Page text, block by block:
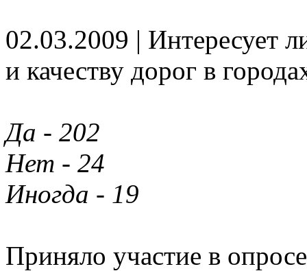
02.03.2009 | Интересует
и качеству дорог в
Да - 202
Нет - 24
Иногда - 19
Приняло участие в